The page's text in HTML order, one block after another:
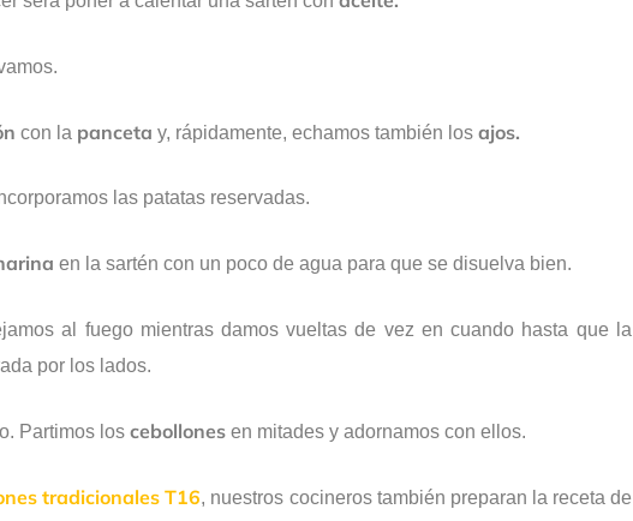
con la panceta y, rápidamente, echamos también los ajos.
las patatas reservadas.
en la sartén con un poco de agua para que se disuelva bien.
al fuego mientras damos vueltas de vez en cuando hasta que la
por los lados.
Partimos los cebollones en mitades y adornamos con ellos.
tradicionales T16, nuestros cocineros también preparan la receta de